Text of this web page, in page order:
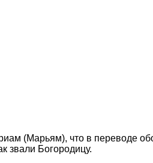
(Марьям), что в переводе
звали Богородицу.